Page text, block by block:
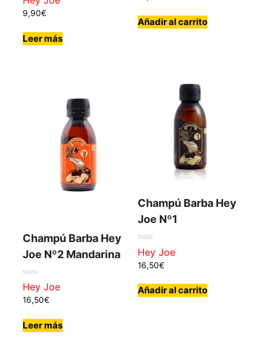
de 5
9,90€
Leer más
Añadir al carrito
Champú Barba Hey
Joe Nº2 Mandarina
0
de
5
Hey Joe
16,50€
Leer más
Champú Barba Hey
Joe Nº1
0
de
5
Hey Joe
16,50€
Añadir al carrito